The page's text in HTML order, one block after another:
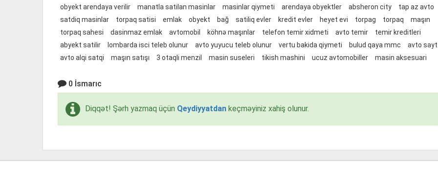
obyekt arendaya verilir
manatla satilan masinlar masinlar qiymeti arendaya obyektler absheron city
tap az avto
satdiq masinlar
torpaq satisi emlak obyekt bağ satiliq evler kredit evler heyet evi torpag torpaq
maşın
torpaq sahesi
dasinmaz emlak avtomobil köhnə maşınlar telefon temir xidmeti avto temir
temir kreditleri
abyekt satilir
lombarda isci teleb olunur avto yuyucu teleb olunur vertu bakida qiymeti bulud qaya mmc
avto sayt
avto alqi satqi
maşın satışı 3 otaqli menzil masin suseleri tikish mashini ucuz avtomobiller masin aksesuari
0 İsmarıc
Diqqət! Şərh yazmaq üçün Qeydiyyatdan keçməyiniz xahiş olunur.